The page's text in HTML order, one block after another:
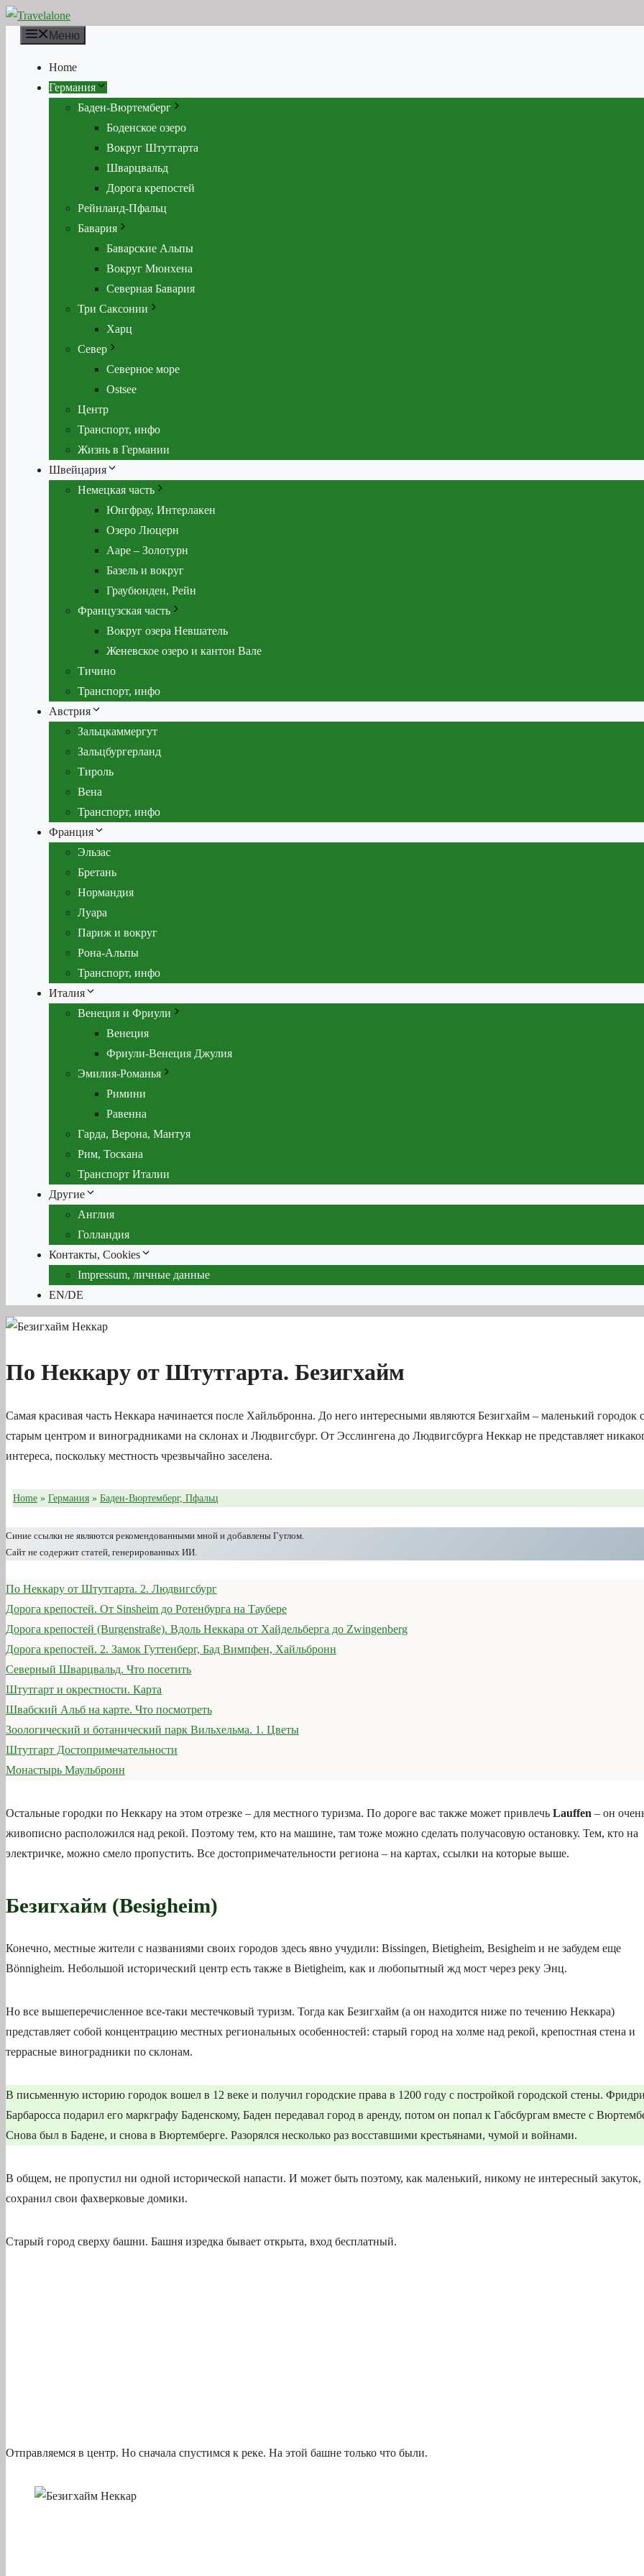
Перейти
Меню
Home
Германия
Баден-Вюртемберг
Боденское озеро
Вокруг Штутгарта
Шварцвальд
Дорога крепостей
Рейнланд-Пфальц
Бавария
Баварские Альпы
Вокруг Мюнхена
Северная Бавария
Три Саксонии
Харц
Север
Северное море
Ostsee
Центр
Транспорт, инфо
Жизнь в Германии
Швейцария
Немецкая часть
Юнгфрау, Интерлакен
Озеро Люцерн
Ааре – Золотурн
Базель и вокруг
Граубюнден, Рейн
Французская часть
Вокруг озера Невшатель
Женевское озеро и кантон Вале
Тичино
Транспорт, инфо
Австрия
Зальцкаммергут
Зальцбургерланд
Тироль
Вена
Транспорт, инфо
Франция
Эльзас
Бретань
Нормандия
Луара
Париж и вокруг
Рона-Альпы
Транспорт, инфо
Италия
Венеция и Фриули
Венеция
Фриули-Венеция Джулия
Эмилия-Романья
Римини
Равенна
Гарда, Верона, Мантуя
Рим, Тоскана
Транспорт Италии
Другие
Англия
Голландия
Контакты, Cookies
Impressum, личные данные
EN/DE
По Неккару от Штутгарта. Безигхайм
Самая красивая часть Неккара начинается после Хайльбронна. До него интересными являются Безигхайм – маленький городок
старым центром и виноградниками на склонах и Людвигсбург. От Эсслингена до Людвигсбурга Неккар не представляет
интереса, поскольку местность чрезвычайно заселена.
Home » Германия » Баден-Вюртемберг, Пфальц
Синие ссылки не являются рекомендованными мной и добавлены Гуглом.
Сайт не содержит статей, генерированных ИИ.
По Неккару от Штутгарта. 2. Людвигсбург
Дорога крепостей. От Sinsheim до Ротенбурга на Таубере
Дорога крепостей (Burgenstraße). Вдоль Неккара от Хайдельберга до Zwingenberg
Дорога крепостей. 2. Замок Гуттенберг, Бад Вимпфен, Хайльбронн
Северный Шварцвальд. Что посетить
Штутгарт и окрестности. Карта
Швабский Альб на карте. Что посмотреть
Зоологический и ботанический парк Вильхельма. 1. Цветы
Штутгарт Достопримечательности
Монастырь Маульбронн
Остальные городки по Неккару на этом отрезке – для местного туризма. По дороге вас также может привлечь Lauffen – он
живописно расположился над рекой. Поэтому тем, кто на машине, там тоже можно сделать получасовую остановку. Тем, кто на
электричке, можно смело пропустить. Все достопримечательности региона – на картах, ссылки на которые выше.
Безигхайм (Besigheim)
Конечно, местные жители с названиями своих городов здесь явно учудили: Bissingen, Bietigheim, Besigheim и не забудем еще
Bönnigheim. Небольшой исторический центр есть также в Bietigheim, как и любопытный жд мост через реку Энц.
Но все вышеперечисленное все-таки местечковый туризм. Тогда как Безигхайм (а он находится ниже по течению Неккара)
представляет собой концентрацию местных региональных особенностей: старый город на холме над рекой, крепостная стена и
террасные виноградники по склонам.
В письменную историю городок вошел в 12 веке и получил городские права в 1200 году с постройкой городской стены.
Барбаросса подарил его маркграфу Баденскому, Баден передавал город в аренду, потом он попал к Габсбургам вместе с
Снова был в Бадене, и снова в Вюртемберге. Разорялся несколько раз восставшими крестьянами, чумой и войнами.
В общем, не пропустил ни одной исторической напасти. И может быть поэтому, как маленький, никому не интересный закуток,
сохранил свои фахверковые домики.
Старый город сверху башни. Башня изредка бывает открыта, вход бесплатный.
Отправляемся в центр. Но сначала спустимся к реке. На этой башне только что были.